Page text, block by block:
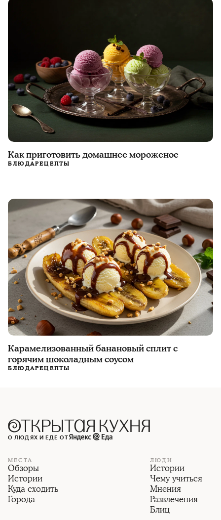
Как приготовить домашнее мороженое
БЛЮДАРЕЦЕПТЫ
Карамелизованный банановый сплит с
горячим шоколадным соусом
БЛЮДАРЕЦЕПТЫ
О ЛЮДЯХ И ЕДЕ ОТ
МЕСТА
Обзоры
Истории
Куда сходить
Города
ЛЮДИ
Истории
Чему учиться
Мнения
Развлечения
Блиц